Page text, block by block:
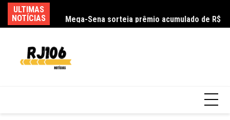
para
o
ULTIMAS
NOTÍCIAS
165 milhões neste domingo